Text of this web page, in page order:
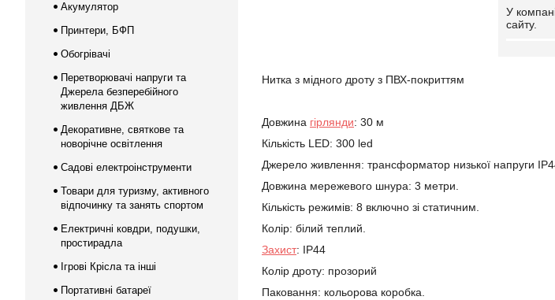
У
сайту.
Нитка з мідного дроту з ПВХ-покриттям
Довжина гірлянди: 30 м
Кількість LED: 300 led
Джерело живлення: трансформатор низької напруги
Довжина мережевого шнура: 3 метри.
Кількість режимів: 8 включно зі статичним.
Колір: білий теплий.
Захист: IP44
Колір дроту: прозорий
Паковання: кольорова коробка.
Акумулятор
Принтери, БФП
Обогрівачі
Перетворювачі напруги та
Джерела безперебійного
живлення ДБЖ
Декоративне, святкове та
новорічне освітлення
Садові електроінструменти
Товари для туризму, активного
відпочинку та занять спортом
Електричні ковдри, подушки,
простирадла
Ігрові Крісла та інші
Портативні батареї